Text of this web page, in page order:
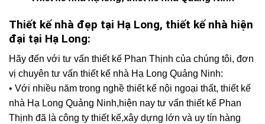
Thiết kế nhà đẹp tại Hạ Long, thiết kế nhà hiện
đại tại Hạ Long:
Hãy đến với tư vấn thiết kế Phan Thịnh của chúng tôi, đơn
vị chuyên tư vấn thiết kế nhà Hạ Long Quảng Ninh:
• Với nhiều năm trong nghề thiết kế nội ngoại thất, thiết kế
nhà Hạ Long Quảng Ninh,hiện nay tư vấn thiết kế Phan
Thịnh đã là công ty thiết kế,xây dựng lớn và uy tín hàng